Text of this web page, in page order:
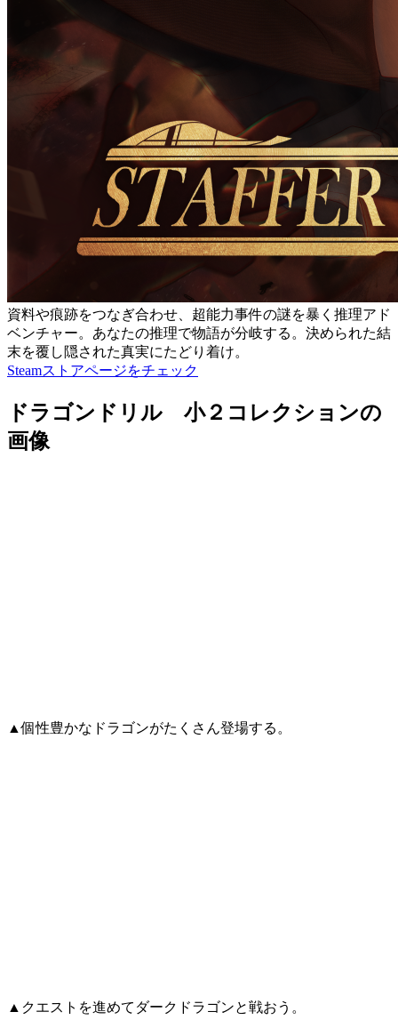
資料や痕跡をつなぎ合わせ、超能力事件の謎を暴く推理アド
ベンチャー。あなたの推理で物語が分岐する。決められた結
末を覆し隠された真実にたどり着け。
Steamストアページをチェック
ドラゴンドリル 小２コレクションの
画像
▲個性豊かなドラゴンがたくさん登場する。
▲クエストを進めてダークドラゴンと戦おう。